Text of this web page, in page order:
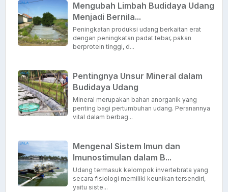
Mengubah Limbah Budidaya Udang
Menjadi Bernila...
Peningkatan produksi udang berkaitan erat
dengan peningkatan padat tebar, pakan
berprotein tinggi, d...
Pentingnya Unsur Mineral dalam
Budidaya Udang
Mineral merupakan bahan anorganik yang
penting bagi pertumbuhan udang. Peranannya
vital dalam berbag...
Mengenal Sistem Imun dan
Imunostimulan dalam B...
Udang termasuk kelompok invertebrata yang
secara fisiologi memiliki keunikan tersendiri,
yaitu siste...